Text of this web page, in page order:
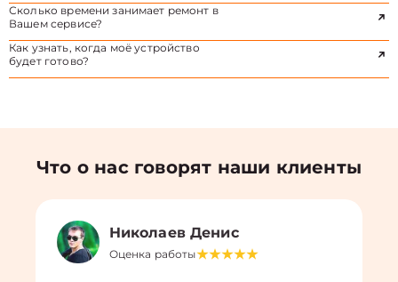
Сколько времени занимает ремонт в
Вашем сервисе?
Как узнать, когда моё устройство
будет готово?
Что о нас говорят наши клиенты
Николаев Денис
Оценка работы